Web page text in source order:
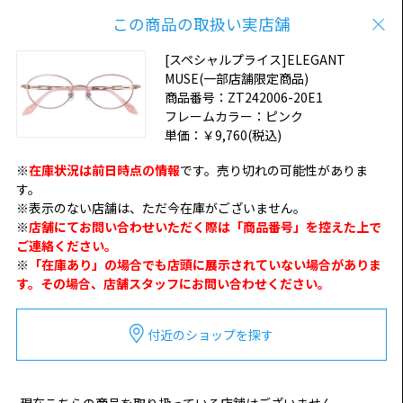
この商品の取扱い実店舗
[スペシャルプライス]ELEGANT
MUSE(一部店舗限定商品)
商品番号： ZT242006-20E1
フレームカラー： ピンク
単価： ￥9,760(税込)
※在庫状況は前日時点の情報です。売り切れの可能性がありま
す。
※表示のない店舗は、ただ今在庫がございません。
※店舗にてお問い合わせいただく際は「商品番号」を控えた上で
ご連絡ください。
※ 「在庫あり」の場合でも店頭に展示されていない場合がありま
す。その場合、店舗スタッフにお問い合わせください。
付近のショップを探す